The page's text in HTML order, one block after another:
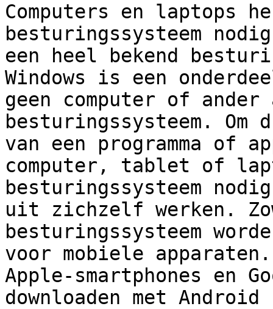
Computers en laptops
besturingssysteem
een heel bekend
Windows is een
geen computer of
besturingssysteem. Om
van een programma of
computer, tablet of
besturingssysteem
uit zichzelf werken.
besturingssysteem
voor mobiele
Apple-smartphones en
downloaden met Android